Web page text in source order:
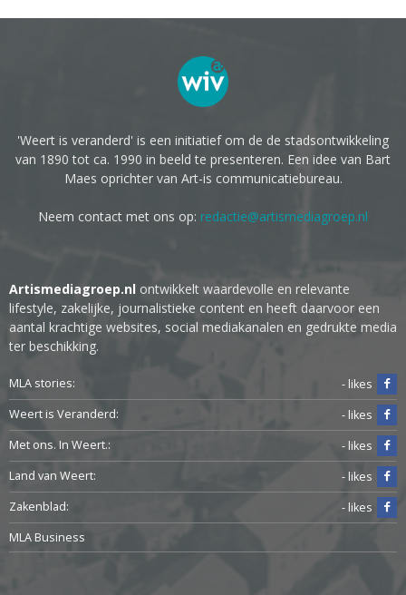
'Weert is veranderd' is een initiatief om de de stadsontwikkeling
van 1890 tot ca. 1990 in beeld te presenteren. Een idee van Bart
Maes oprichter van Art-is communicatiebureau.
Neem contact met ons op: redactie@artismediagroep.nl
Artismediagroep.nl ontwikkelt waardevolle en relevante
lifestyle, zakelijke, journalistieke content en heeft daarvoor een
aantal krachtige websites, social mediakanalen en gedrukte media
ter beschikking.
MLA stories:
- likes
Weert is Veranderd:
- likes
Met ons. In Weert.:
- likes
Land van Weert:
- likes
Zakenblad:
- likes
MLA Business